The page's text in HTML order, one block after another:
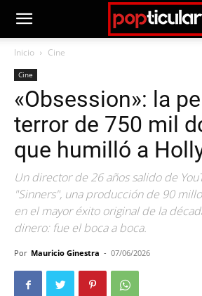
Inicio Cine
Cine
«Obsession»: la
terror de 750 mil
que humilló a
Un director de 26 años salido de
"Sinners", una producción de 90
en el mayor éxito original de la
dinero: fue el boca a boca.
Por Mauricio Ginestra - 07/06/2026